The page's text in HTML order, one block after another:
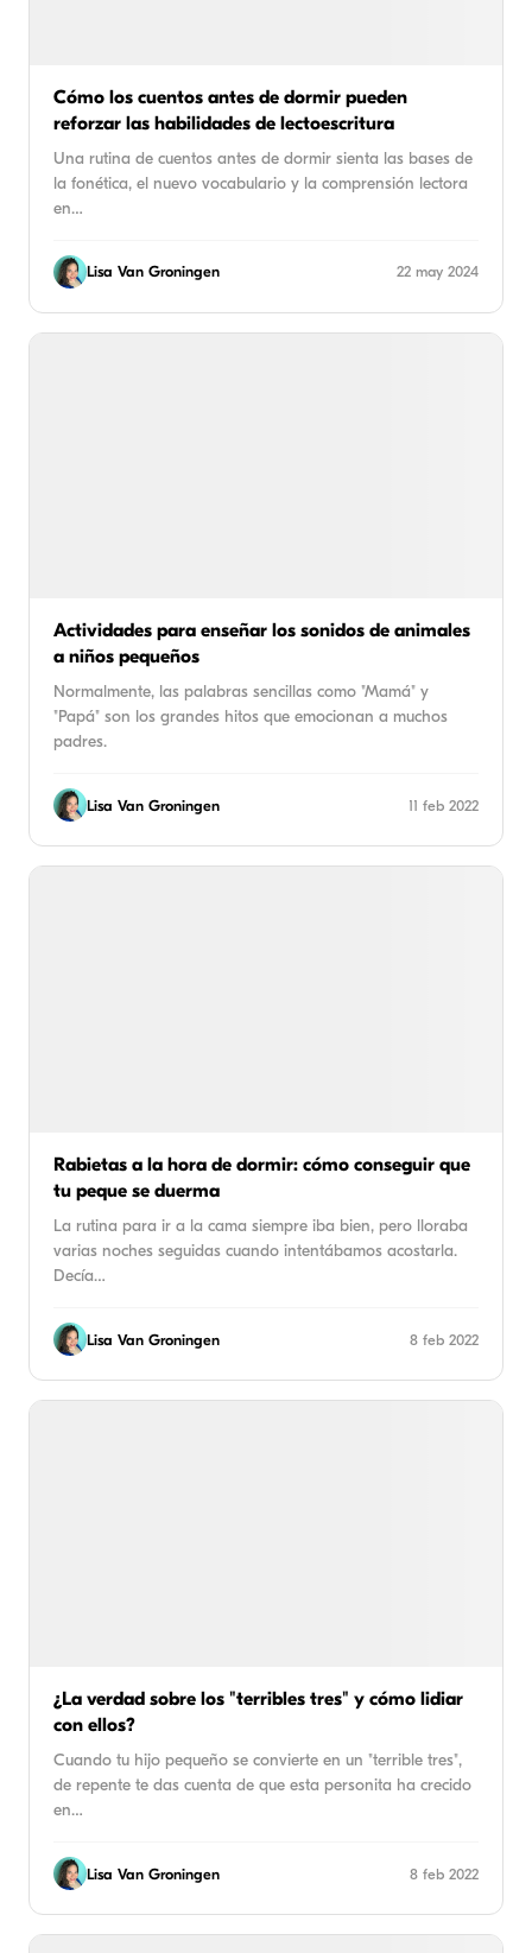
Cómo los cuentos antes de dormir pueden
reforzar las habilidades de lectoescritura
Una rutina de cuentos antes de dormir sienta las bases de
la fonética, el nuevo vocabulario y la comprensión lectora
en…
Lisa Van Groningen 22 may 2024
Actividades para enseñar los sonidos de animales
a niños pequeños
Normalmente, las palabras sencillas como "Mamá" y
"Papá" son los grandes hitos que emocionan a muchos
padres.
Lisa Van Groningen 11 feb 2022
Rabietas a la hora de dormir: cómo conseguir que
tu peque se duerma
La rutina para ir a la cama siempre iba bien, pero lloraba
varias noches seguidas cuando intentábamos acostarla.
Decía…
Lisa Van Groningen 8 feb 2022
¿La verdad sobre los "terribles tres" y cómo lidiar
con ellos?
Cuando tu hijo pequeño se convierte en un "terrible tres",
de repente te das cuenta de que esta personita ha crecido
en…
Lisa Van Groningen 8 feb 2022